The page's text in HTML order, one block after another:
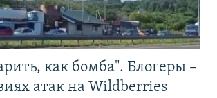
как бомба". Блогеры –
атак на Wildberries